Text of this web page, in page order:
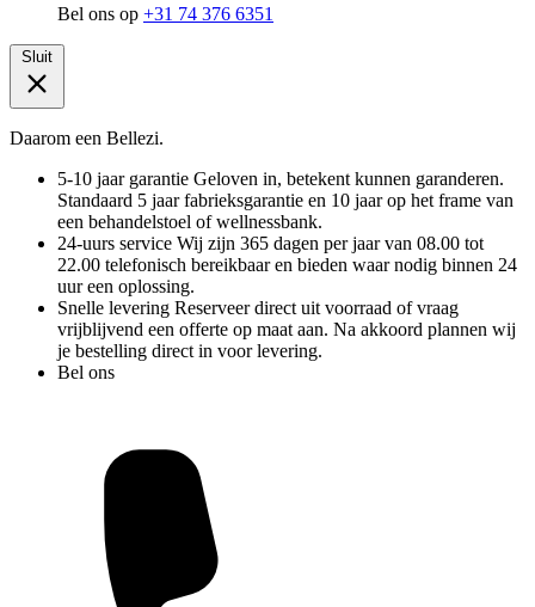
Bel ons op +31 74 376 6351
Sluit
Daarom een Bellezi.
5-10 jaar garantie Geloven in, betekent kunnen garanderen.
Standaard 5 jaar fabrieksgarantie en 10 jaar op het frame van
een behandelstoel of wellnessbank.
24-uurs service Wij zijn 365 dagen per jaar van 08.00 tot
22.00 telefonisch bereikbaar en bieden waar nodig binnen 24
uur een oplossing.
Snelle levering Reserveer direct uit voorraad of vraag
vrijblijvend een offerte op maat aan. Na akkoord plannen wij
je bestelling direct in voor levering.
Bel ons